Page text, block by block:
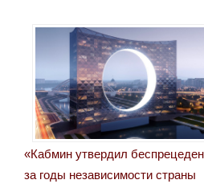
«Кабмин утвердил
за годы независимости страны